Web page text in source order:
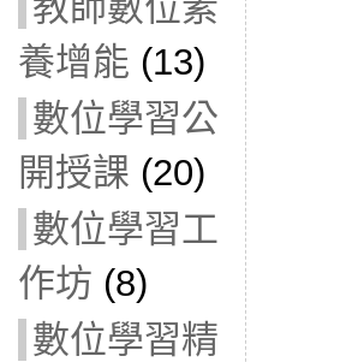
養增能 (13)
數位學習公
開授課 (20)
數位學習工
作坊 (8)
數位學習精